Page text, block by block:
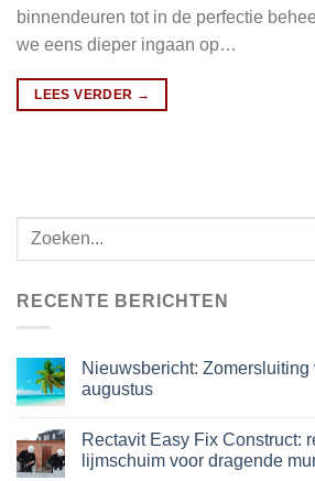
binnendeuren tot in de perfectie
we eens dieper ingaan op…
LEES VERDER →
Zoeken
naar:
RECENTE BERICHTEN
Nieuwsbericht: Zomersluiting
augustus
Rectavit Easy Fix Construct:
lijmschuim voor dragende